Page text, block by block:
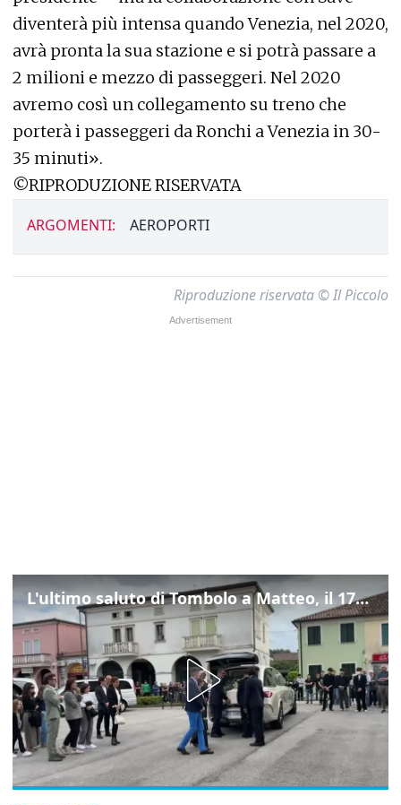
diventerà più intensa quando Venezia, nel 2020,
avrà pronta la sua stazione e si potrà passare a
2 milioni e mezzo di passeggeri. Nel 2020
avremo così un collegamento su treno che
porterà i passeggeri da Ronchi a Venezia in 30-
35 minuti».
©RIPRODUZIONE RISERVATA
ARGOMENTI: AEROPORTI
Riproduzione riservata © Il Piccolo
L'ultimo saluto di Tombolo a Matteo, il 17enne morto di tumore. Il video